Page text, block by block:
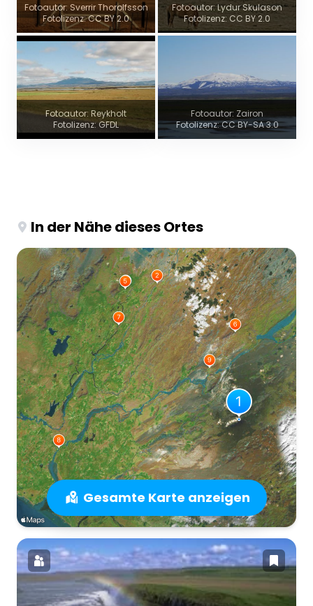
Fotoautor: Sverrir Thorolfsson
Fotolizenz: CC BY 2.0
Fotoautor: Lydur Skulason
Fotolizenz: CC BY 2.0
Fotoautor: Reykholt
Fotolizenz: GFDL
Fotoautor: Zairon
Fotolizenz: CC BY-SA 3.0
In der Nähe dieses Ortes
Gesamte Karte anzeigen